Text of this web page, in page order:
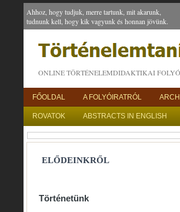
Ahhoz, hogy tudjuk, merre tartunk, mit akarunk,
tudnunk kell, hogy kik vagyunk és honnan jövünk.
ONLINE TÖRTÉNELEMDIDAKTIKAI
FŐOLDAL A FOLYÓIRATRÓL
ROVATOK ABSTRACTS IN ENGLISH
ELŐDEINKRŐL
Történetünk